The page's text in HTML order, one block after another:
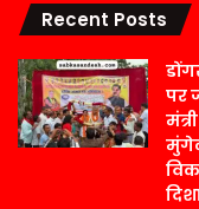
Recent Posts
पर